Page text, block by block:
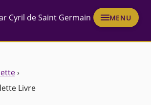
Cyril de Saint Germain MENU
›
Livre